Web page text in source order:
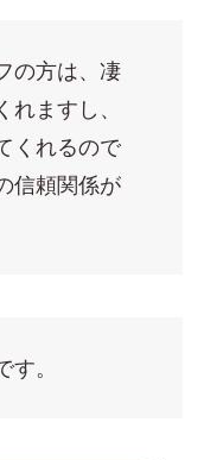
の方は、凄
れますし、
くれるので
信頼関係が
。